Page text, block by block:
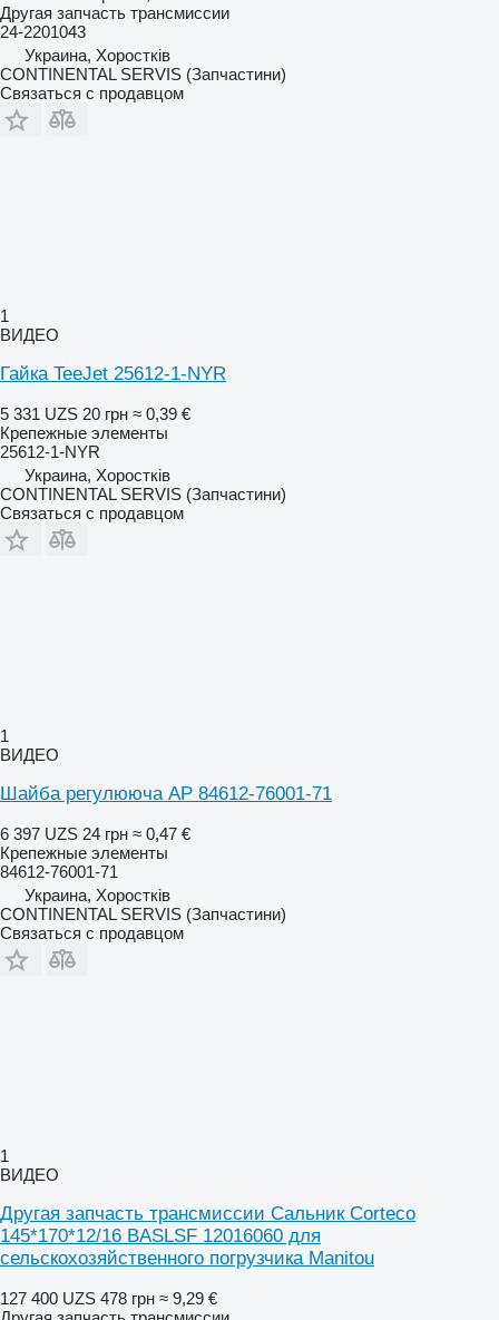
Другая запчасть трансмиссии
24-2201043
Украина, Хоростків
CONTINENTAL SERVIS (Запчастини)
Связаться с продавцом
1
ВИДЕО
Гайка TeeJet 25612-1-NYR
5 331 UZS 20 грн ≈ 0,39 €
Крепежные элементы
25612-1-NYR
Украина, Хоростків
CONTINENTAL SERVIS (Запчастини)
Связаться с продавцом
1
ВИДЕО
Шайба регулююча AP 84612-76001-71
6 397 UZS 24 грн ≈ 0,47 €
Крепежные элементы
84612-76001-71
Украина, Хоростків
CONTINENTAL SERVIS (Запчастини)
Связаться с продавцом
1
ВИДЕО
Другая запчасть трансмиссии Сальник Corteco
145*170*12/16 BASLSF 12016060 для
сельскохозяйственного погрузчика Manitou
127 400 UZS 478 грн ≈ 9,29 €